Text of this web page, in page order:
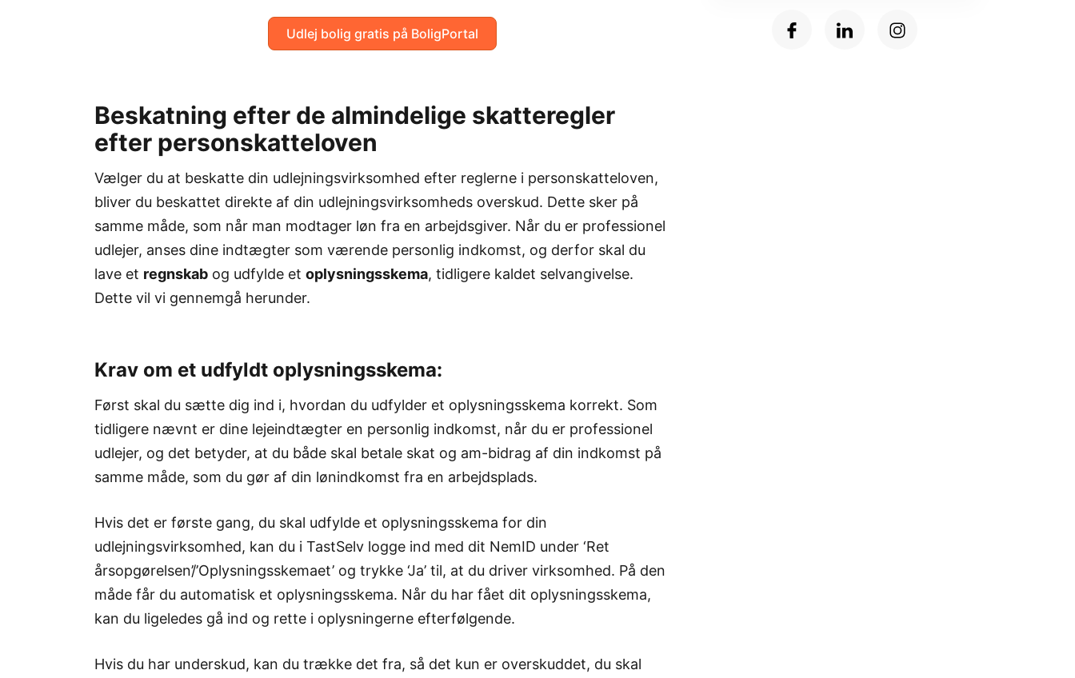
Udlej bolig gratis på BoligPortal
Beskatning efter de almindelige skatteregler
efter personskatteloven
Vælger du at beskatte din udlejningsvirksomhed efter reglerne i personskatteloven,
bliver du beskattet direkte af din udlejningsvirksomheds overskud. Dette sker på
samme måde, som når man modtager løn fra en arbejdsgiver. Når du er professionel
udlejer, anses dine indtægter som værende personlig indkomst, og derfor skal du
lave et regnskab og udfylde et oplysningsskema, tidligere kaldet selvangivelse.
Dette vil vi gennemgå herunder.
Krav om et udfyldt oplysningsskema:
Først skal du sætte dig ind i, hvordan du udfylder et oplysningsskema korrekt. Som
tidligere nævnt er dine lejeindtægter en personlig indkomst, når du er professionel
udlejer, og det betyder, at du både skal betale skat og am-bidrag af din indkomst på
samme måde, som du gør af din lønindkomst fra en arbejdsplads.
Hvis det er første gang, du skal udfylde et oplysningsskema for din
udlejningsvirksomhed, kan du i TastSelv logge ind med dit NemID under ‘Ret
årsopgørelsen’/’Oplysningsskemaet’ og trykke ‘Ja’ til, at du driver virksomhed. På den
måde får du automatisk et oplysningsskema. Når du har fået dit oplysningsskema,
kan du ligeledes gå ind og rette i oplysningerne efterfølgende.
Hvis du har underskud, kan du trække det fra, så det kun er overskuddet, du skal